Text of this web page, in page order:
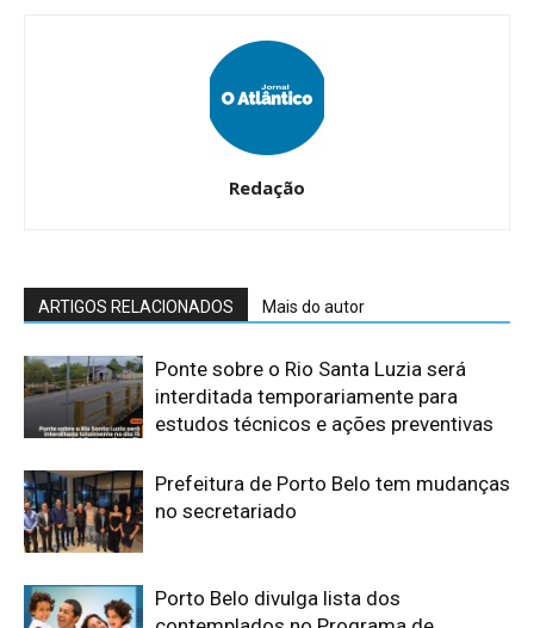
Redação
ARTIGOS RELACIONADOS Mais do autor
Ponte sobre o Rio Santa Luzia será
interditada temporariamente para
estudos técnicos e ações preventivas
​Prefeitura de Porto Belo tem mudanças
no secretariado
​Porto Belo divulga lista dos